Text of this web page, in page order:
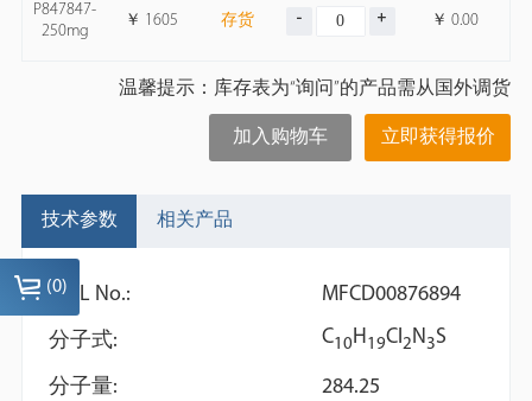
P847847-
250mg
￥ 1605 存货 ￥ 0.00
温馨提示：库存表为“询问”的产品需从国外调货
立即获得报价
加入购物车
技术参数 相关产品
MDL No.: MFCD00876894
分子式: C10H19Cl2N3S
分子量:
284.25
(0)